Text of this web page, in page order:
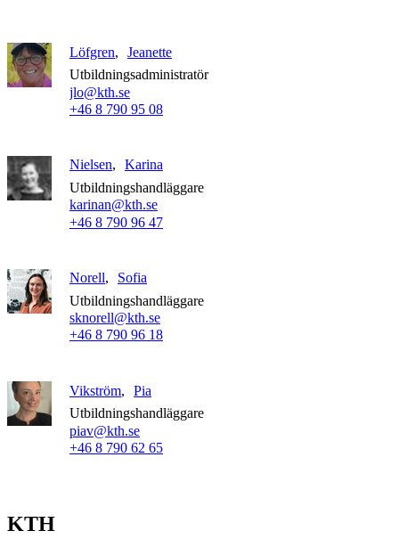
Löfgren
Jeanette
Utbildningsadministratör
jlo@kth.se
+46 8 790 95 08
Nielsen
Karina
Utbildningshandläggare
karinan@kth.se
+46 8 790 96 47
Norell
Sofia
Utbildningshandläggare
sknorell@kth.se
+46 8 790 96 18
Vikström
Pia
Utbildningshandläggare
piav@kth.se
+46 8 790 62 65
KTH